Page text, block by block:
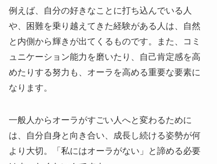
例えば、自分の好きなことに打ち込んでいる人
や、困難を乗り越えてきた経験がある人は、自然
と内側から輝きが出てくるものです。また、コミ
ュニケーション能力を磨いたり、自己肯定感を高
めたりする努力も、オーラを高める重要な要素に
なります。
一般人からオーラがすごい人へと変わるために
は、自分自身と向き合い、成長し続ける姿勢が何
より大切。「私にはオーラがない」と諦める必要